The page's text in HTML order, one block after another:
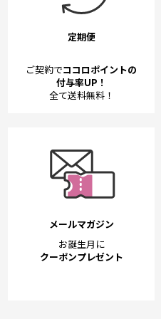
定期便
ご契約でココロポイントの
付与率UP！
全て送料無料！
メールマガジン
お誕生月に
クーポンプレゼント